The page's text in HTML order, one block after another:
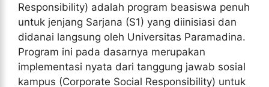
Responsibility) adalah program beasiswa penuh
untuk jenjang Sarjana (S1) yang diinisiasi dan
didanai langsung oleh Universitas Paramadina.
Program ini pada dasarnya merupakan
implementasi nyata dari tanggung jawab sosial
kampus (Corporate Social Responsibility) untuk